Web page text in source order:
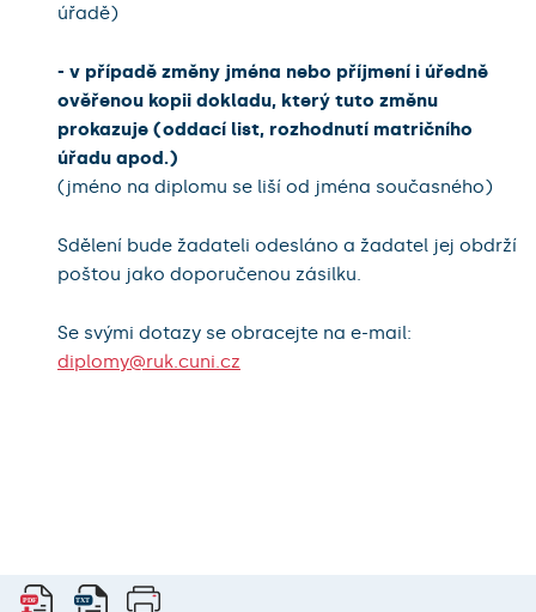
úřadě)
- v případě změny jména nebo příjmení i úředně
ověřenou kopii dokladu, který tuto změnu
prokazuje (oddací list, rozhodnutí matričního
úřadu apod.)
(jméno na diplomu se liší od jména současného)
Sdělení bude žadateli odesláno a žadatel jej obdrží
poštou jako doporučenou zásilku.
Se svými dotazy se obracejte na e-mail:
diplomy@ruk.cuni.cz